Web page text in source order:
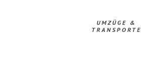
UMZÜGE &
TRANSPORTE